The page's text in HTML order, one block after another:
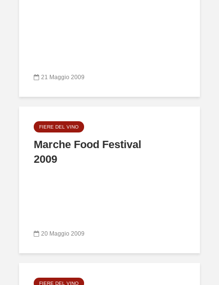
21 Maggio 2009
FIERE DEL VINO
Marche Food Festival
2009
20 Maggio 2009
FIERE DEL VINO